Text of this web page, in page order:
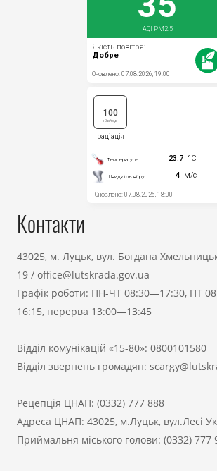
Контакти
43025, м. Луцьк, вул. Богдана
19 / office@lutskrada.gov.ua
Графік роботи: ПН-ЧТ 08:30—17:30, ПТ
16:15, перерва 13:00—13:45
Відділ комунікацій «15-80»: 0800101580
Відділ звернень громадян:
Рецепція ЦНАП: (0332) 777 888
Адреса ЦНАП: 43025, м.Луцьк, вул.Лесі
Приймальня міського голови: (0332) 777